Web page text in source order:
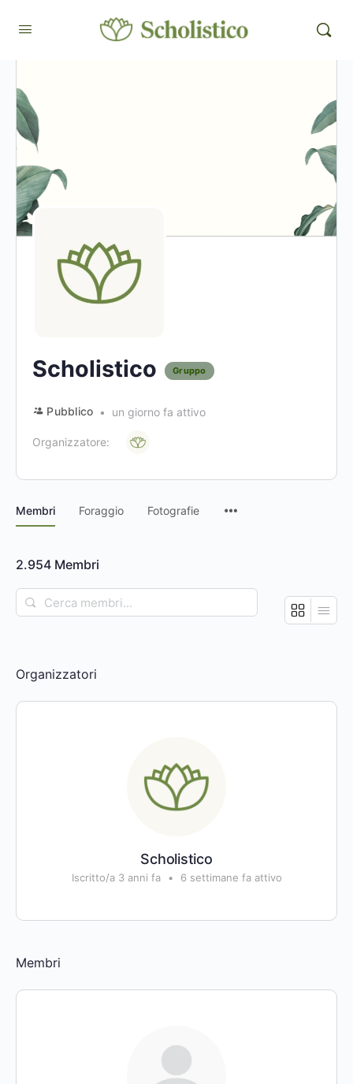
Scholistico Gruppo
Pubblico un giorno fa attivo
Organizzatore:
Membri Foraggio Fotografie
2.954 Membri
Cerca
membri...
Organizzatori
Scholistico
Iscritto/a 3 anni fa • 6 settimane fa attivo
Membri